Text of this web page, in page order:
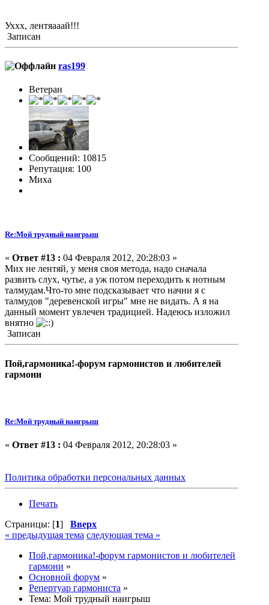
Уххх, лентяааай!!!
Записан
ras199
Ветеран
Сообщений: 10815
Репутация: 100
Миха
Re:Мой трудный наигрыш
« Ответ #13 : 04 Февраля 2012, 20:28:03 »
Мих не лентяй, у меня своя метода, надо сначала
развить слух, чутье, а уж потом переходить к нотным
талмудам.Что-то мне подсказывает что начни я с
талмудов "деревенской игры" мне не видать. А я на
данный момент увлечен традицией. Надеюсь изложил
внятно
Записан
Пой,гармоника!-форум гармонистов и любителей
гармони
Re:Мой трудный наигрыш
« Ответ #13 : 04 Февраля 2012, 20:28:03 »
Политика обработки персональных данных
Печать
Страницы: [1] Вверх
« предыдущая тема следующая тема »
Пой,гармоника!-форум гармонистов и любителей
гармони »
Основной форум »
Репертуар гармониста »
Тема: Мой трудный наигрыш